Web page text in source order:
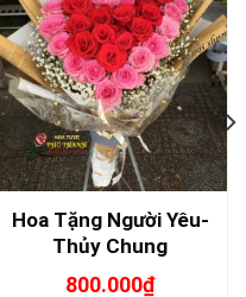
Hoa Tặng Người Yêu-
Thủy Chung
800.000₫